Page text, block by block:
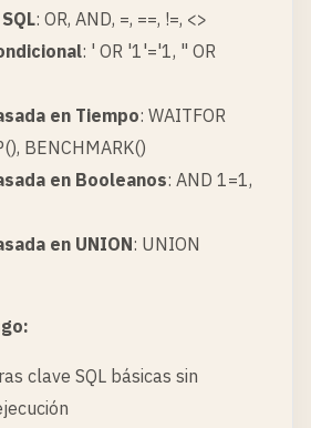
: OR, AND, =, ==, !=, <>
: ' OR '1'='1, " OR
en Tiempo: WAITFOR
BENCHMARK()
en Booleanos: AND 1=1,
en UNION: UNION
clave SQL básicas sin